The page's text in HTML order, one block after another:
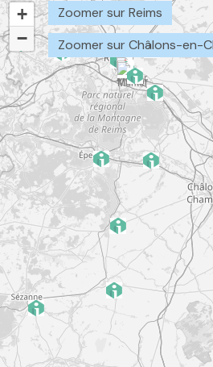
+
−
Zoomer sur Reims
Zoomer sur Châlons-en-